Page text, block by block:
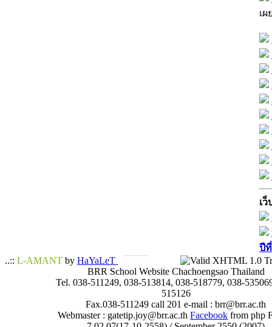
เ
เว็
ปี
..:: L-AMANT by HaYaLeT
BRR School Website Chachoengsao Thailand
Tel. 038-511249, 038-513814, 038-518779, 038-
515126
Fax.038-511249 call 201 e-mail : brr@brr.ac.th
Webmaster : gatetip.joy@brr.ac.thFacebook from php